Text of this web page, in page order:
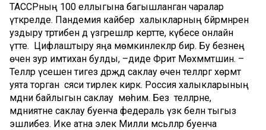
ТАССРның 100 еллыгына багышланган чаралар
үткәрелде. Пандемия кайбер халыкларның бәйрәмнәрен
уздыру тәртибенә дә үзгәрешләр кертте, күбесе онлайн
үтте. Цифлаштыру яңа мөмкинлекләр бирә. Бу безнең
өчен зур имтихан булды, –диде Фәрит Мөхәммәтшин. –
Телләр үсешен тигез дәрәҗәдә саклау өчен телләргә хөрмәт
уята торган сәяси тирәлек кирәк. Россия халыкларының
мәдәни байлыгын саклау мөһим. Без телләрне,
мәдәниятне саклау буенча федераль үзәк белән тыгыз
эшлибез. Ике атна элек Милли мәсьәләләр буенча